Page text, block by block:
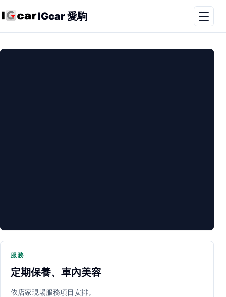
IGcar 愛駒
PARTNER SHOP
服務
定期保養、車內美容
依店家現場服務項目安排。